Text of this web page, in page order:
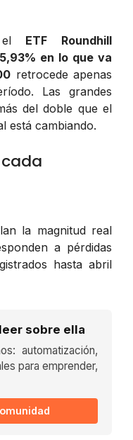
el ETF Roundhill
en lo que va
retrocede apenas
Las grandes
del doble que el
está cambiando.
la magnitud real
a pérdidas
hasta abril
sobre ella
automatización,
para emprender,